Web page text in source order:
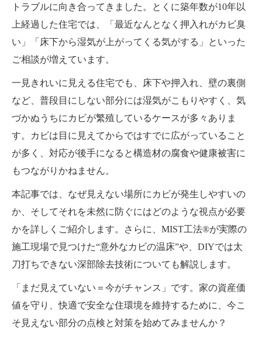
トラブルに向き合ってきました。とくに築年数が10年以
上経過した住宅では、「最近なんとなく押入れがカビ臭
い」「床下から湿気が上がってくる気がする」といった
ご相談が増えています。
一見きれいに見える住宅でも、床下や押入れ、壁の裏側
など、普段目にしない部分には湿気がこもりやすく、気
づかぬうちにカビが繁殖しているケースが多々ありま
す。カビは目に見えてからではすでに広がっていること
が多く、対応が後手になると構造材の腐食や健康被害に
もつながりかねません。
本記事では、なぜ見えない場所にカビが発生しやすいの
か、そしてそれを未然に防ぐにはどのような視点が必要
かを詳しくご紹介します。さらに、MIST工法®が実際の
施工現場で見つけた“意外なカビの温床”や、DIYでは太
刀打ちできない深部除去技術についても解説します。
「まだ見えていない＝今がチャンス」です。家の資産価
値を守り、快適で安全な住環境を維持するために、今こ
そ見えない部分の点検と対策を始めてみませんか？